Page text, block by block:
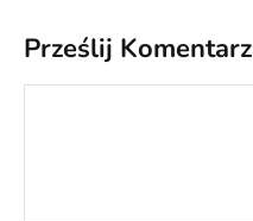
Prześlij Komentarz